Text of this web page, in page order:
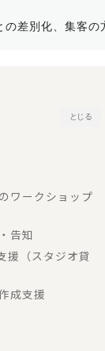
の差別化、集客の
とじる
ワークショップ
告知
援（スタジオ貸
成支援